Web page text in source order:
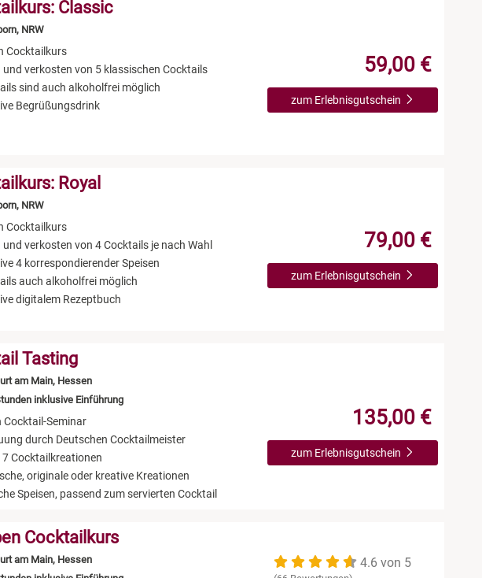
Classic
NRW
Cocktailkurs
und verkosten von 5 klassischen Cocktails
sind auch alkoholfrei möglich
Begrüßungsdrink
59,00 €
zum Erlebnisgutschein
Royal
NRW
Cocktailkurs
und verkosten von 4 Cocktails je nach Wahl
4 korrespondierender Speisen
auch alkoholfrei möglich
digitalem Rezeptbuch
79,00 €
zum Erlebnisgutschein
Tasting
am Main, Hessen
inklusive Einführung
Cocktail-Seminar
durch Deutschen Cocktailmeister
7 Cocktailkreationen
originale oder kreative Kreationen
Speisen, passend zum servierten Cocktail
135,00 €
zum Erlebnisgutschein
Cocktailkurs
am Main, Hessen
4.6 von 5